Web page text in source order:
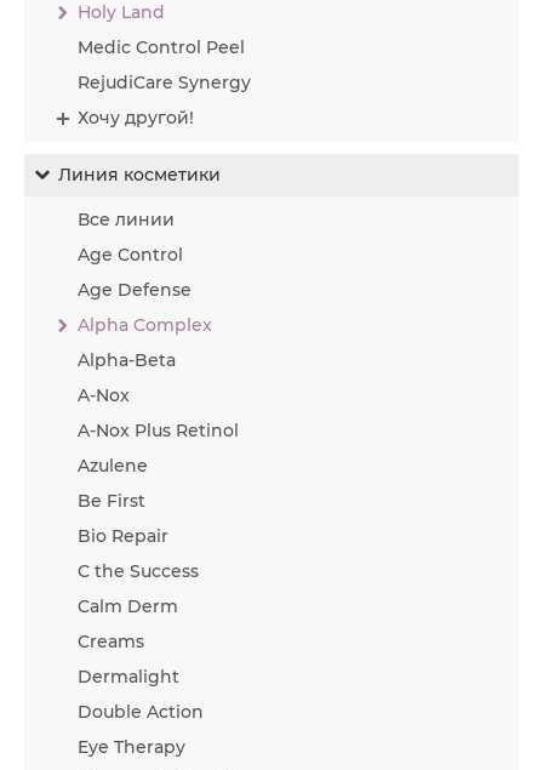
Holy Land
Medic Control Peel
RejudiCare Synergy
Хочу другой!
Линия косметики
Все линии
Age Control
Age Defense
Alpha Complex
Alpha-Beta
A-Nox
A-Nox Plus Retinol
Azulene
Be First
Bio Repair
C the Success
Calm Derm
Creams
Dermalight
Double Action
Eye Therapy